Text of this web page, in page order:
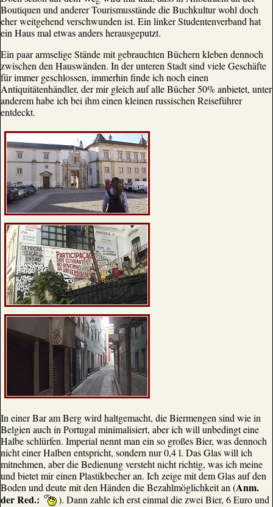
Boutiquen und anderer Tourismusstände die Buchkultur wohl doch
eher weitgehend verschwunden ist. Ein linker Studentenverband hat
ein Haus mal etwas anders herausgeputzt.
Ein paar armselige Stände mit gebrauchten Büchern kleben dennoch
zwischen den Hauswänden. In der unteren Stadt sind viele Geschäfte
für immer geschlossen, immerhin finde ich noch einen
Antiquitätenhändler, der mir gleich auf alle Bücher 50% anbietet, unter
anderem habe ich bei ihm einen kleinen russischen Reiseführer
entdeckt.
In einer Bar am Berg wird haltgemacht, die Biermengen sind wie in
Belgien auch in Portugal minimalisiert, aber ich will unbedingt eine
Halbe schlürfen. Imperial nennt man ein so großes Bier, was dennoch
nicht einer Halben entspricht, sondern nur 0,4 l. Das Glas will ich
mitnehmen, aber die Bedienung versteht nicht richtig, was ich meine
und bietet mir einen Plastikbecher an. Ich zeige mit dem Glas auf den
Boden und deute mit den Händen die Bezahlmöglichkeit an (Anm.
der Red.:
). Dann zahle ich erst einmal die zwei Bier, 6 Euro und